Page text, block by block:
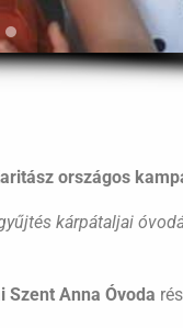
országos
kárpátaljai
Szent Anna Óvoda